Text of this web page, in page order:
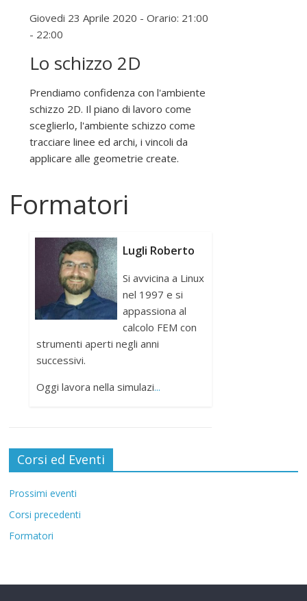
e
r
Giovedi 23 Aprile 2020 - Orario: 21:00
- 22:00
Lo schizzo 2D
Prendiamo confidenza con l'ambiente
schizzo 2D. Il piano di lavoro come
sceglierlo, l'ambiente schizzo come
tracciare linee ed archi, i vincoli da
applicare alle geometrie create.
Formatori
Lugli Roberto
Si avvicina a Linux
nel 1997 e si
appassiona al
calcolo FEM con
strumenti aperti negli anni
successivi.
Oggi lavora nella simulazi...
Corsi ed Eventi
Prossimi eventi
Corsi precedenti
Formatori